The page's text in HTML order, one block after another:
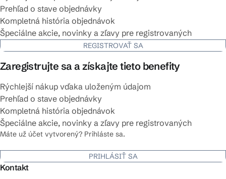
Prehľad o stave objednávky
Kompletná história objednávok
Špeciálne akcie, novinky a zľavy pre registrovaných
REGISTROVAŤ SA
Zaregistrujte sa a získajte tieto benefity
Rýchlejší nákup vďaka uloženým údajom
Prehľad o stave objednávky
Kompletná história objednávok
Špeciálne akcie, novinky a zľavy pre registrovaných
Máte už účet vytvorený? Prihláste sa.
PRIHLÁSIŤ SA
Kontakt